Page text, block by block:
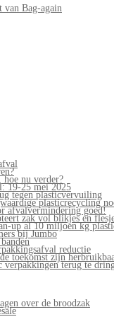
van Bag-again
nu verder?
19-25 mei 2025
tegen plasticvervuiling
plasticrecycling
afvalvermindering goed!
zak vol blikjes en
up al 10 miljoen kg
bij Jumbo
reductie
toekomst zijn
verpakkingen terug te
over de broodzak